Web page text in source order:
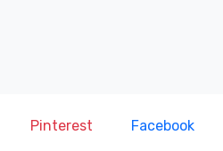
Pinterest Facebook